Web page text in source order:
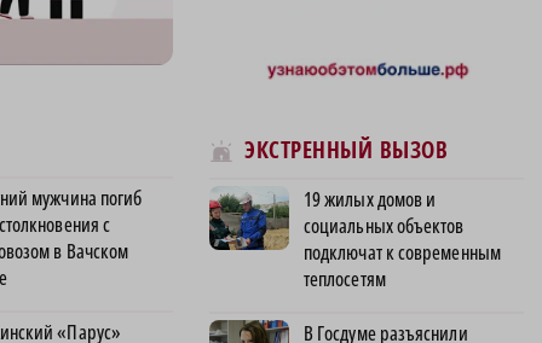
мужчина погиб
с
в Вачском
«Парус»
ЭКСТРЕННЫЙ ВЫЗОВ
19 жилых домов и
социальных объектов
подключат к современным
теплосетям
В Госдуме разъяснили